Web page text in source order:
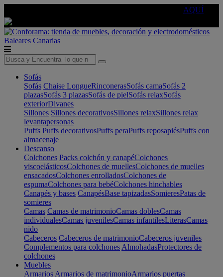
AQUÍ
Baleares Canarias
Sofás
Sofás Chaise LongueRinconerasSofás camaSofás 2
plazasSofás 3 plazasSofás de pielSofás relaxSofás
exteriorDivanes
Sillones Sillones decorativosSillones relaxSillones relax
levantapersonas
Puffs Puffs decorativosPuffs peraPuffs reposapiésPuffs con
almacenaje
Descanso
Colchones Packs colchón y canapéColchones
viscoelásticosColchones de muellesColchones de muelles
ensacadosColchones enrolladosColchones de
espumaColchones para bebéColchones hinchables
Canapés y bases CanapésBase tapizadasSomieresPatas de
somieres
Camas Camas de matrimonioCamas doblesCamas
individualesCamas juvenilesCamas infantilesLiterasCamas
nido
Cabeceros Cabeceros de matrimonioCabeceros juveniles
Complementos para colchones AlmohadasProtectores de
colchones
Muebles
Armarios Armarios de matrimonioArmarios puertas